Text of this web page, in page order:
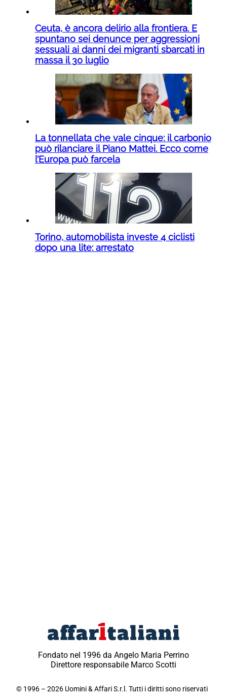
Ceuta, è ancora delirio alla frontiera. E
spuntano sei denunce per aggressioni
sessuali ai danni dei migranti sbarcati in
massa il 30 luglio
La tonnellata che vale cinque: il carbonio
può rilanciare il Piano Mattei. Ecco come
l’Europa può farcela
Torino, automobilista investe 4 ciclisti
dopo una lite: arrestato
Fondato nel 1996 da Angelo Maria Perrino
Direttore responsabile Marco Scotti
© 1996 – 2026 Uomini & Affari S.r.l. Tutti i diritti sono riservati